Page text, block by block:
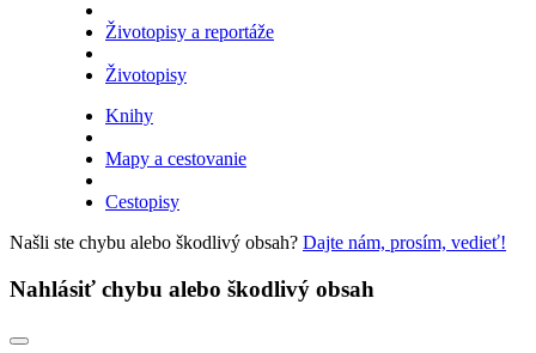
Životopisy a reportáže
Životopisy
Knihy
Mapy a cestovanie
Cestopisy
Našli ste chybu alebo škodlivý obsah? Dajte nám, prosím, vedieť!
Nahlásiť chybu alebo škodlivý obsah